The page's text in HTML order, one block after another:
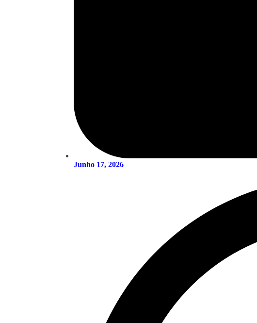
Junho 17, 2026